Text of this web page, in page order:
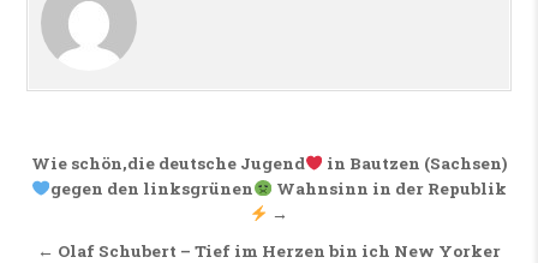
Beitragsnavigation
Wie schön,die deutsche Jugend
in Bautzen (Sachsen)
gegen den linksgrünen
Wahnsinn in der Republik
→
← Olaf Schubert – Tief im Herzen bin ich New Yorker